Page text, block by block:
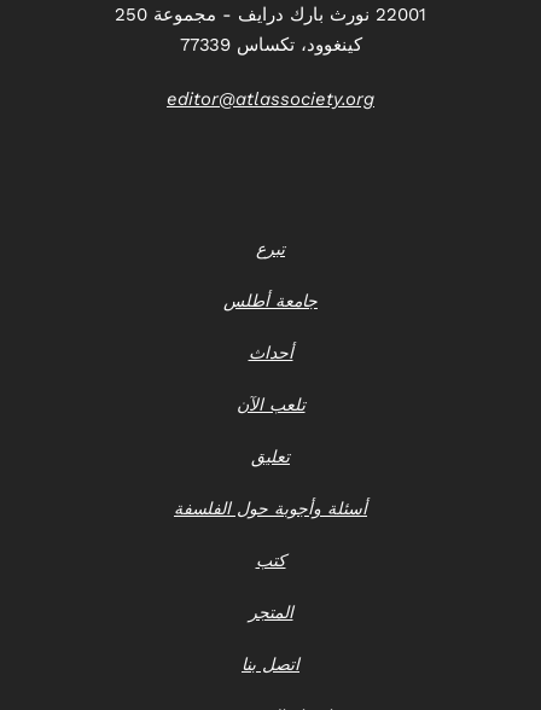
22001 نورث بارك درايف - مجموعة 250
كينغوود، تكساس 77339
editor@atlassociety.org
تبرع
جامعة أطلس
أحداث
تلعب الآن
تعليق
أسئلة وأجوبة حول الفلسفة
كتب
المتجر
اتصل بنا